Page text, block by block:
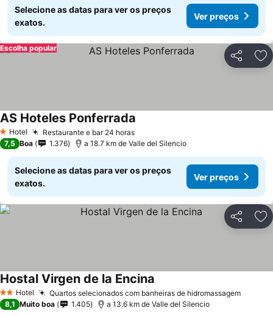
Selecione as datas para ver os preços
exatos.
Ver preços
Partilhar
Escolha popular
1 Estrelas
Hotel Restaurante e bar 24 horas
AS Hoteles Ponferrada
7,5 Boa 1.376 a 18.7 km de Valle del Silencio
Selecione as datas para ver os preços
exatos.
Ver preços
Partilhar
2 Estrelas
Hotel Quartos selecionados com banheiras de hidromassagem
Hostal Virgen de la Encina
8,1 Muito boa 1.405 a 13.6 km de Valle del Silencio